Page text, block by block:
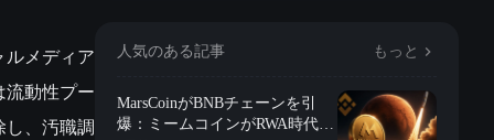
メディア
動性プー
、汚職調
人気のある記事 もっと
MarsCoinがBNBチェーンを引
爆：ミームコインがRWA時代に